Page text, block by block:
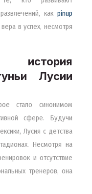
как pinup
в успех, несмотря
история
Лусии
стало синонимом
сфере. Будучи
Лусия с детства
Несмотря на
и отсутствие
тренеров, она